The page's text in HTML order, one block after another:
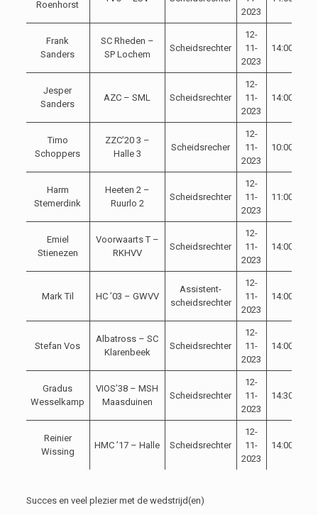
Roenhorst
2023
Frank
Sanders
SC Rheden –
SP Lochem
Scheidsrechter
12-
11-
2023
14:00
Jesper
Sanders
AZC – SML Scheidsrechter
12-
11-
2023
14:00
Timo
Schoppers
ZZC’20 3 –
Halle 3
Scheidsrecher
12-
11-
2023
10:00
Harm
Stemerdink
Heeten 2 –
Ruurlo 2
Scheidsrechter
12-
11-
2023
11:00
Emiel
Stienezen
Voorwaarts T –
RKHVV
Scheidsrechter
12-
11-
2023
14:00
Mark Til HC ’03 – GWVV
Assistent-
scheidsrechter
12-
11-
2023
14:00
Stefan Vos
Albatross – SC
Klarenbeek
Scheidsrechter
12-
11-
2023
14:00
Gradus
Wesselkamp
VIOS’38 – MSH
Maasduinen
Scheidsrechter
12-
11-
2023
14:30
Reinier
Wissing
HMC ’17 – Halle Scheidsrechter
12-
11-
2023
14:00
Succes en veel plezier met de wedstrijd(en)